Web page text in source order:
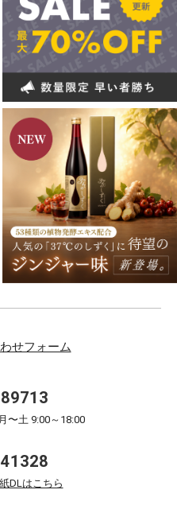
せフォーム
〜土 9:00～18:00
DLはこちら